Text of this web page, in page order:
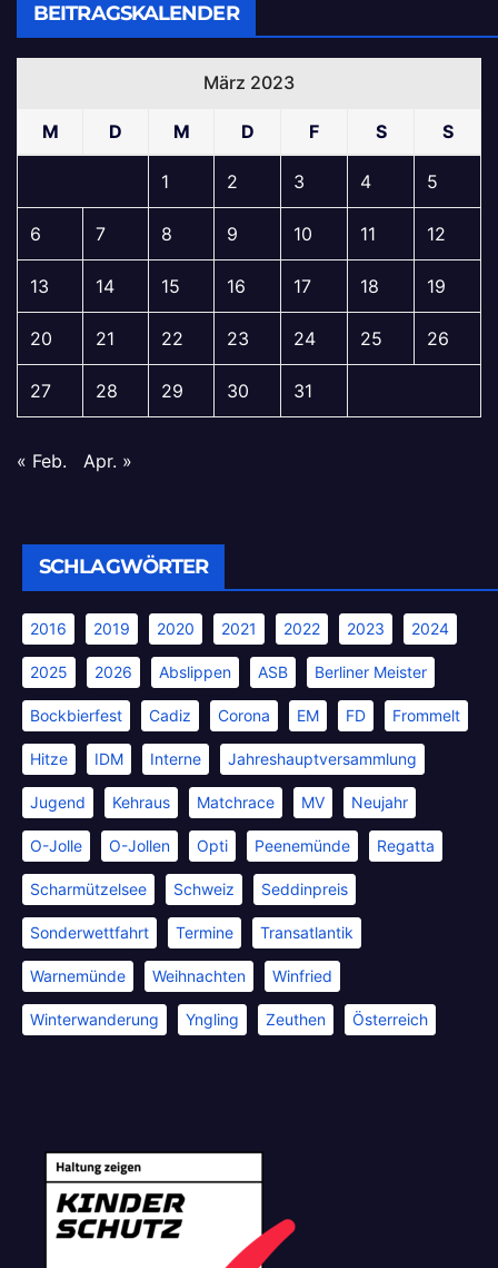
BEITRAGSKALENDER
März 2023
M D M D F S S
1 2 3 4 5
6 7 8 9 10 11 12
13 14 15 16 17 18 19
20 21 22 23 24 25 26
27 28 29 30 31
« Feb. Apr. »
SCHLAGWÖRTER
2016 2019 2020 2021 2022 2023 2024
2025 2026 Abslippen ASB Berliner Meister
Bockbierfest Cadiz Corona EM FD Frommelt
Hitze IDM Interne Jahreshauptversammlung
Jugend Kehraus Matchrace MV Neujahr
O-Jolle O-Jollen Opti Peenemünde Regatta
Scharmützelsee Schweiz Seddinpreis
Sonderwettfahrt Termine Transatlantik
Warnemünde Weihnachten Winfried
Winterwanderung Yngling Zeuthen Österreich